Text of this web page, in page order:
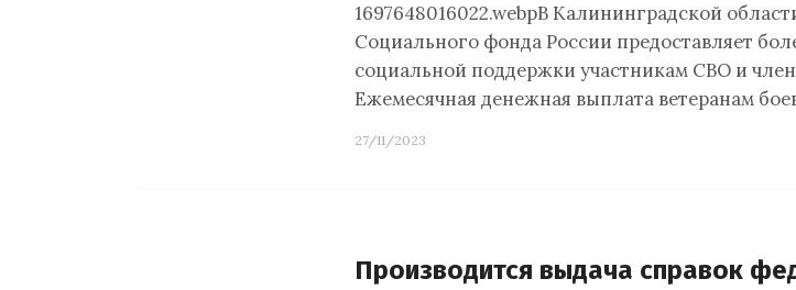
1697648016022.webpВ Калининградской
Социального фонда России предоставляет
социальной поддержки участникам СВО и
Ежемесячная денежная выплата ветеранам
27/11/2023
Производится выдача справок